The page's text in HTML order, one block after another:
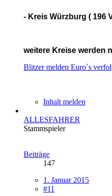
- Kreis Würzburg ( 196
weitere Kreise werden
Blitzer melden Euro´s
Inhalt melden
ALLESFAHRER
Stammspieler
Beiträge
147
1. Januar 2015
#11